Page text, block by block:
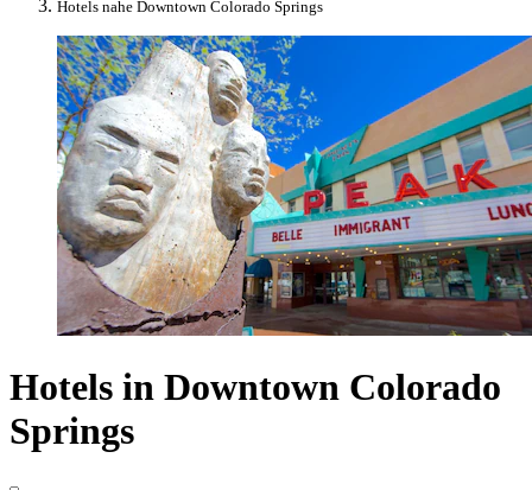
Hotels nahe Downtown Colorado Springs
Hotels in Downtown Colorado
Springs